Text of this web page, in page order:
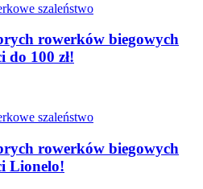
szaleństwo
rowerków biegowych
do 100 zł!
szaleństwo
rowerków biegowych
Lionelo!